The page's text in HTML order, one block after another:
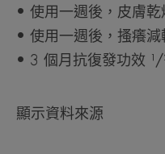
*儀器測試，對 20 名受試者每天
*臨床評分，每天使用兩次，持續
復發的風險。
• 使用一週後，皮膚乾
• 使用一週後，搔癢減
• 3 個月抗復發功效 ¹/
顯示資料來源